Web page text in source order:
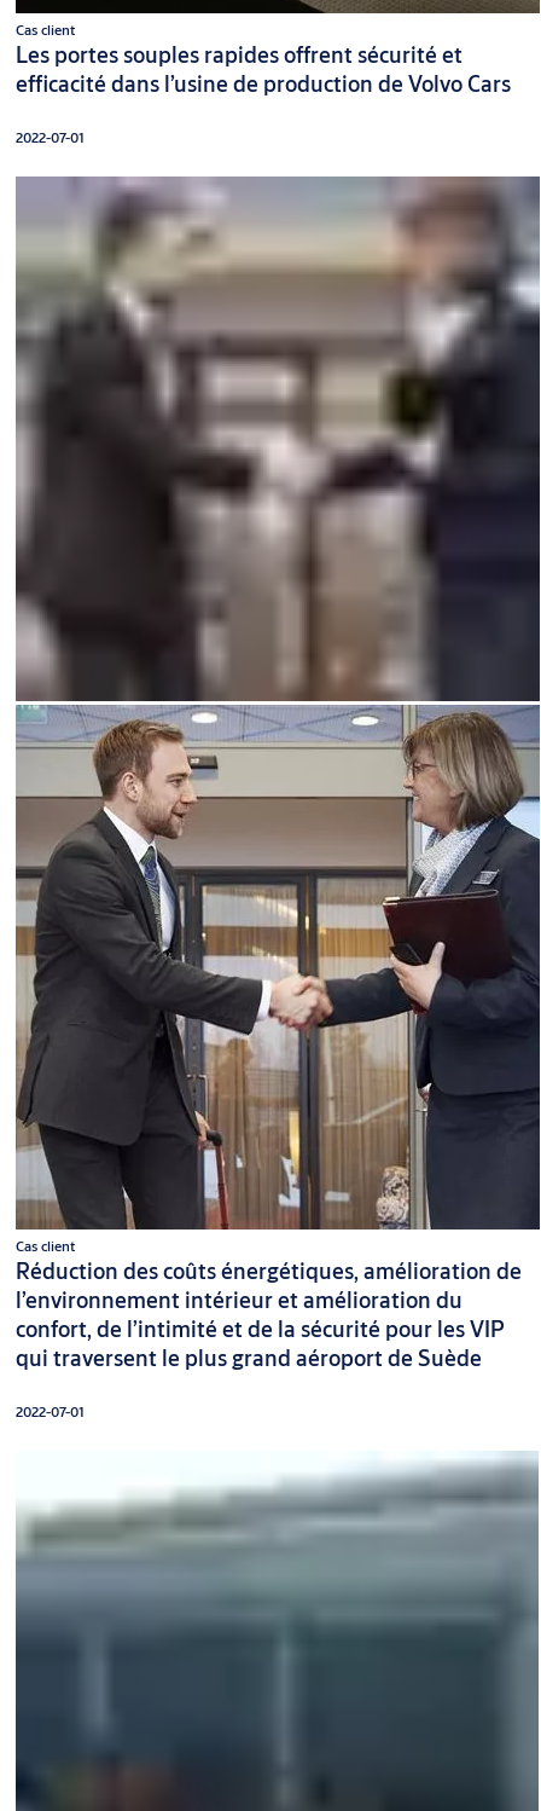
Cas client
Les portes souples rapides offrent sécurité et
efficacité dans l’usine de production de Volvo Cars
2022-07-01
Cas client
Réduction des coûts énergétiques, amélioration de
l’environnement intérieur et amélioration du
confort, de l’intimité et de la sécurité pour les VIP
qui traversent le plus grand aéroport de Suède
2022-07-01